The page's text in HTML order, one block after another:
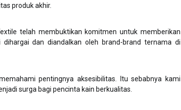
produk akhir.
telah membuktikan komitmen untuk memberikan
dan diandalkan oleh brand-brand ternama di
pentingnya aksesibilitas. Itu sebabnya kami
surga bagi pencinta kain berkualitas.